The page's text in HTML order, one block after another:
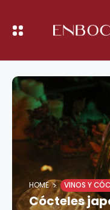
HOME VINOS Y
Cócteles